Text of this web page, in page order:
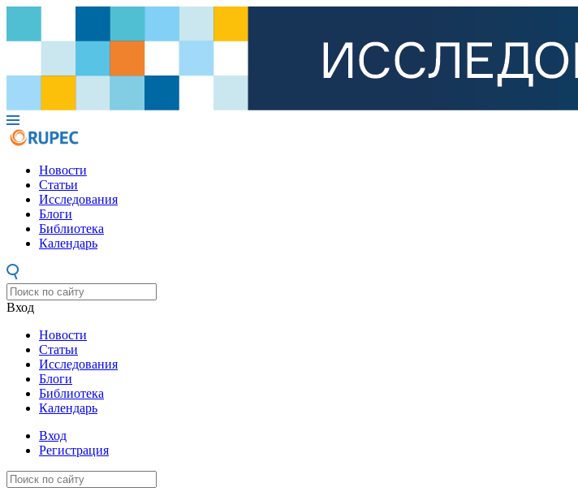
Новости
Статьи
Исследования
Блоги
Библиотека
Календарь
Вход
Новости
Статьи
Исследования
Блоги
Библиотека
Календарь
Вход
Регистрация